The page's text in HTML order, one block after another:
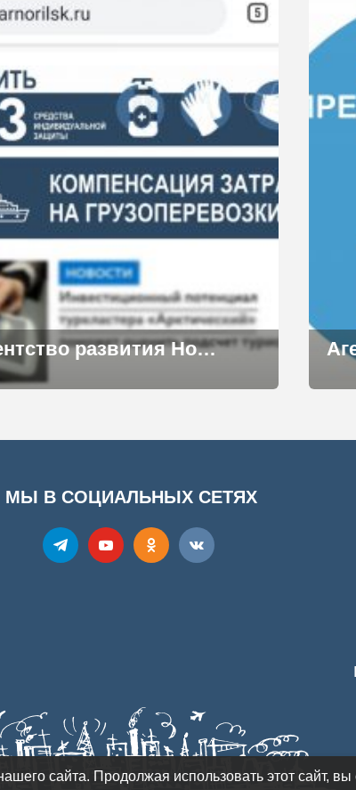
Агентство развития Норильска напоминает о мерах поддержки бизнеса
МЫ В СОЦИАЛЬНЫХ СЕТЯХ
сайта. Продолжая использовать этот сайт,